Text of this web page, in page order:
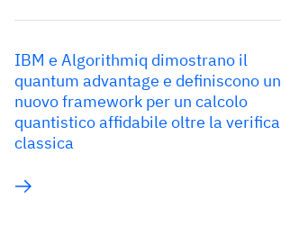
IBM e Algorithmiq dimostrano il
quantum advantage e definiscono un
nuovo framework per un calcolo
quantistico affidabile oltre la verifica
classica